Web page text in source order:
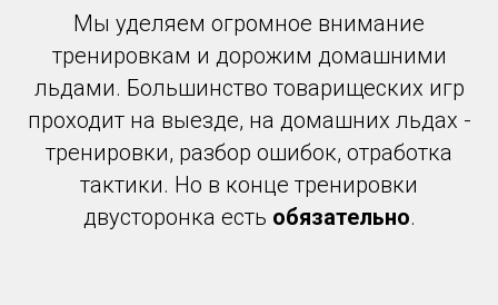
Мы уделяем огромное внимание
тренировкам и дорожим домашними
льдами. Большинство товарищеских игр
проходит на выезде, на домашних льдах -
тренировки, разбор ошибок, отработка
тактики. Но в конце тренировки
двусторонка есть обязательно.